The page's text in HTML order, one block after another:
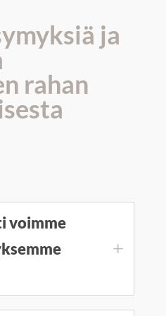
ja
rahan
voimme
L
voitte